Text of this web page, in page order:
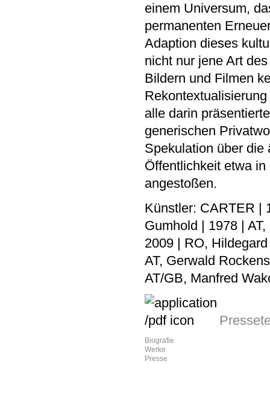
einem Universum,
permanenten
Adaption dieses
nicht nur jene Art
Bildern und Filmen
alle darin
generischen
Spekulation über die
Öffentlichkeit etwa
angestoßen.
Künstler: CARTER |
Gumhold | 1978 |
2009 | RO,
AT, Gerwald
AT/GB, Manfred
Biografie
Werke
Presse